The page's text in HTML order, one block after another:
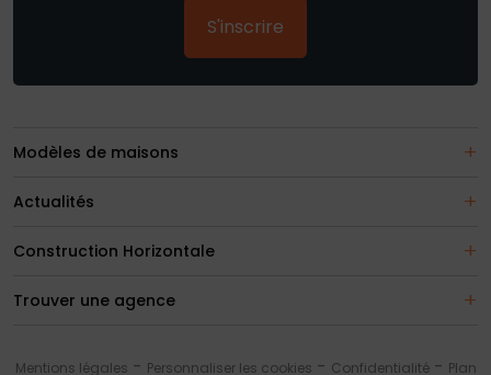
S'inscrire
Modèles de maisons
Actualités
Construction Horizontale
Trouver une agence
Mentions légales Personnaliser les cookies Confidentialité Plan